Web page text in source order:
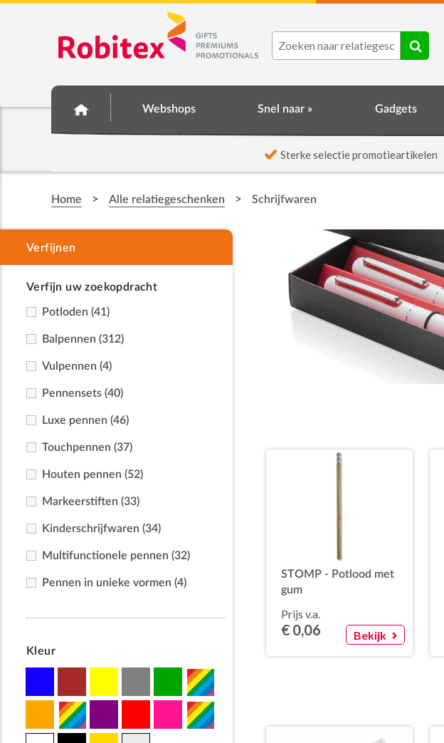
Webshops Snel naar » Gadgets
Sterke selectie promotieartikelen
Home > Alle relatiegeschenken > Schrijfwaren
Verfijn uw zoekopdracht
Potloden (41)
Balpennen (312)
Vulpennen (4)
Pennensets (40)
Luxe pennen (46)
Touchpennen (37)
Houten pennen (52)
Markeerstiften (33)
Kinderschrijfwaren (34)
Multifunctionele pennen (32)
Pennen in unieke vormen (4)
Kleur
STOMP - Potlood met
gum
Prijs v.a.
€ 0,06 Bekijk